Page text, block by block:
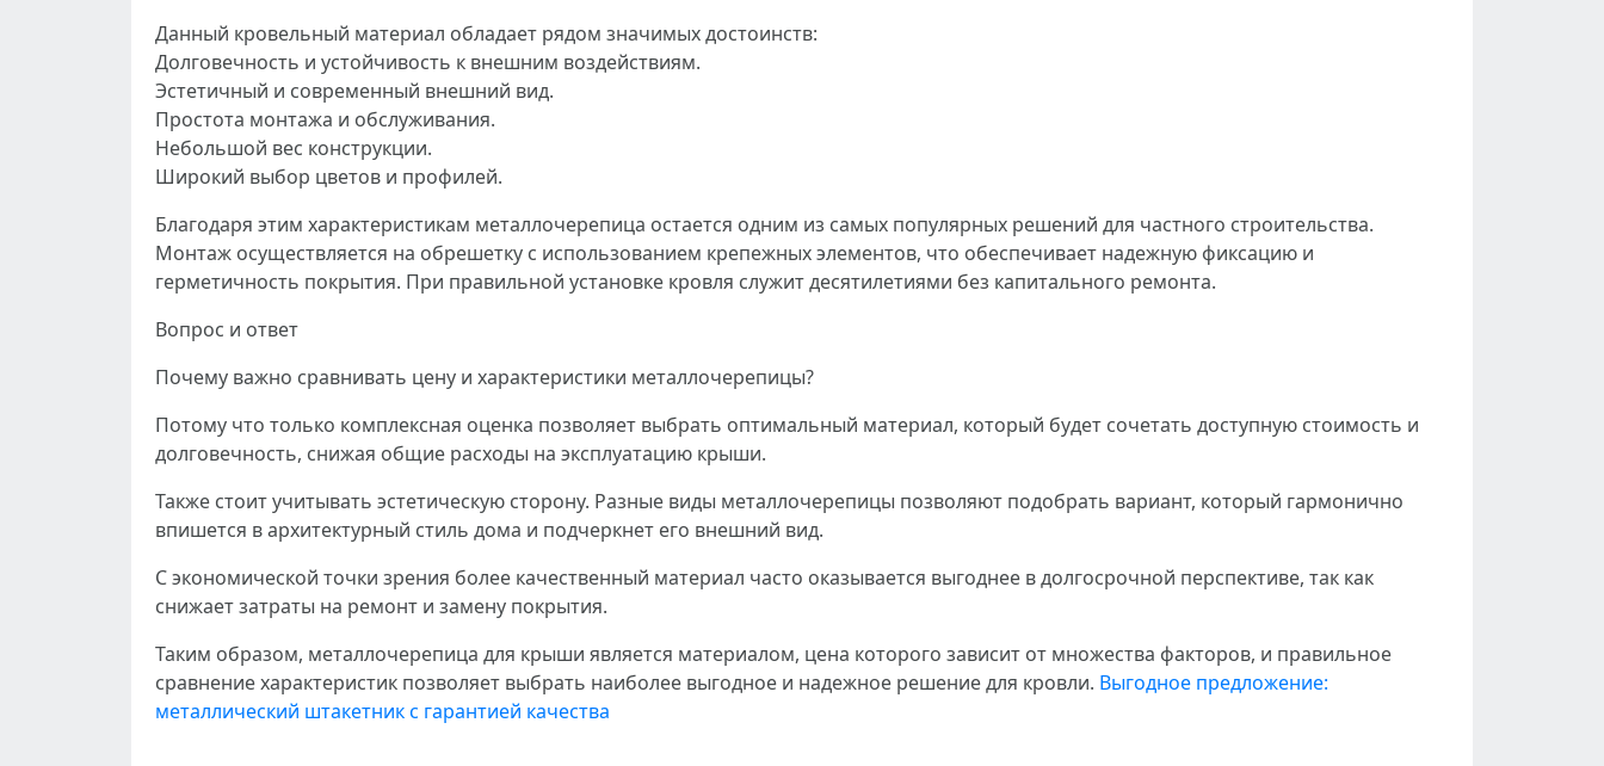
Данный кровельный материал обладает рядом значимых достоинств:
Долговечность и устойчивость к внешним воздействиям.
Эстетичный и современный внешний вид.
Простота монтажа и обслуживания.
Небольшой вес конструкции.
Широкий выбор цветов и профилей.
Благодаря этим характеристикам металлочерепица остается одним из самых популярных решений для частного строительства.
Монтаж осуществляется на обрешетку с использованием крепежных элементов, что обеспечивает надежную фиксацию и
герметичность покрытия. При правильной установке кровля служит десятилетиями без капитального ремонта.
Вопрос и ответ
Почему важно сравнивать цену и характеристики металлочерепицы?
Потому что только комплексная оценка позволяет выбрать оптимальный материал, который будет сочетать доступную стоимость и
долговечность, снижая общие расходы на эксплуатацию крыши.
Также стоит учитывать эстетическую сторону. Разные виды металлочерепицы позволяют подобрать вариант, который гармонично
впишется в архитектурный стиль дома и подчеркнет его внешний вид.
С экономической точки зрения более качественный материал часто оказывается выгоднее в долгосрочной перспективе, так как
снижает затраты на ремонт и замену покрытия.
Таким образом, металлочерепица для крыши является материалом, цена которого зависит от множества факторов, и правильное
сравнение характеристик позволяет выбрать наиболее выгодное и надежное решение для кровли. Выгодное предложение:
металлический штакетник с гарантией качества